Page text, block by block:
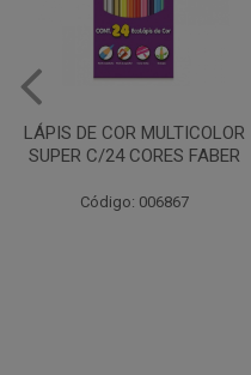
Caneta esferográfica 1.6mm
Cristal Intenso
Código: 028987